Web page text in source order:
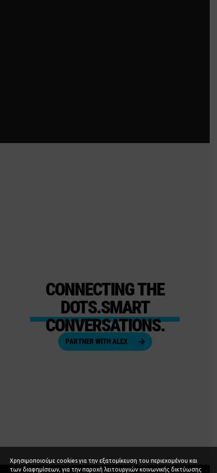
CONNECTING THE
DOTS.SMART
CONVERSATIONS.
PARTNER WITH ALEX
Χρησιμοποιούμε cookies για την εξατομίκευση του περιεχομένου και
των διαφημίσεων, για την παροχή λειτουργιών κοινωνικής δικτύωσης